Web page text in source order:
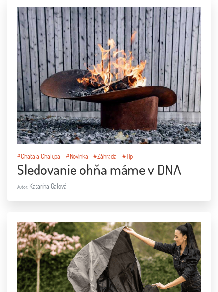
#Chata a Chalupa #Novinka #Záhrada #Tip
Sledovanie ohňa máme v DNA
Autor: Katarína Galová